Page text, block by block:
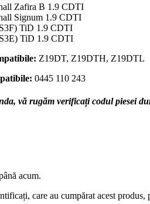
Zafira B 1.9 CDTI
Signum 1.9 CDTI
TiD 1.9 CDTI
TiD 1.9 CDTI
Z19DT, Z19DTH, Z19DTL
0445 110 243
vă rugăm verificați codul piesei
acum.
care au cumpărat acest produs,